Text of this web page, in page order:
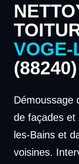
(88240)
Démoussage
de façades et
les-Bains et
voisines.